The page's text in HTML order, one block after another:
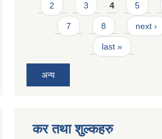
2 3 4 5
7 8 next ›
last »
अन्य
कर तथा शुल्कहरु